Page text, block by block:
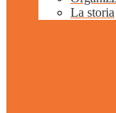
La storia